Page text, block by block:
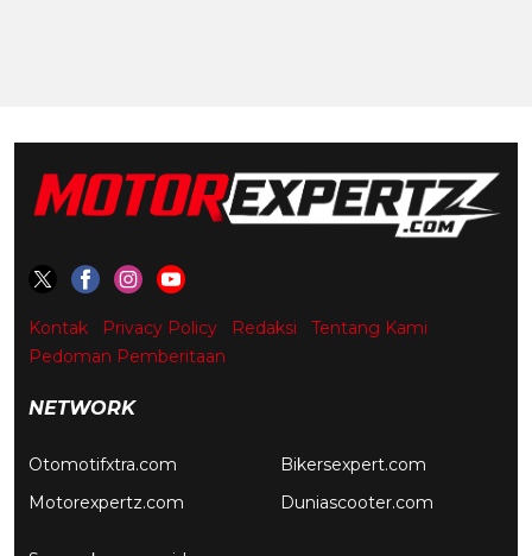
Kontak Privacy Policy Redaksi
Tentang Kami
Pedoman Pemberitaan
NETWORK
Otomotifxtra.com
Motorexpertz.com
Bikersexpert.com
Duniascooter.com